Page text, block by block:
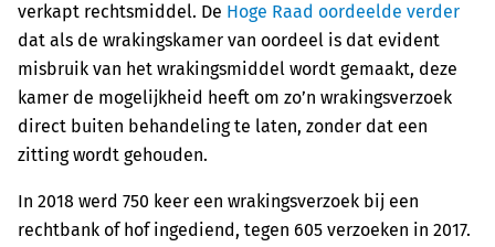
verkapt rechtsmiddel. De Hoge Raad oordeelde verder
dat als de wrakingskamer van oordeel is dat evident
misbruik van het wrakingsmiddel wordt gemaakt, deze
kamer de mogelijkheid heeft om zo’n wrakingsverzoek
direct buiten behandeling te laten, zonder dat een
zitting wordt gehouden.
In 2018 werd 750 keer een wrakingsverzoek bij een
rechtbank of hof ingediend, tegen 605 verzoeken in 2017.